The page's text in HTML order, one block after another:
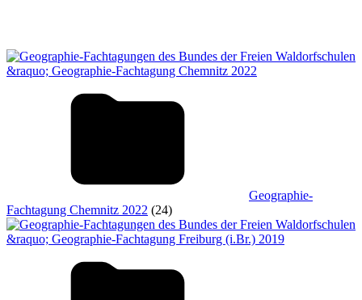
Geographie-
Fachtagung Chemnitz 2022 (24)